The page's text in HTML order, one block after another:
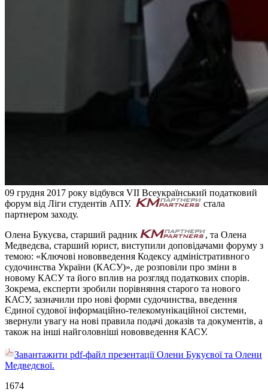
09 грудня 2017 року відбувся VII Всеукраїнський податковий
форум від Ліги студентів АПУ.
стала
партнером заходу.
Олена Букуєва, старший радник
, та Олена
Медведєва, старший юрист, виступили доповідачами форуму з
темою: «Ключові нововведення Кодексу адміністративного
судочинства України (КАСУ)», де розповіли про зміни в
новому КАСУ та його вплив на розгляд податкових спорів.
Зокрема, експерти зробили порівняння старого та нового
КАСУ, зазначили про нові форми судочинства, введення
Єдиної судової інформаційно-телекомунікаційної системи,
звернули увагу на нові правила подачі доказів та документів, а
також на інші найголовніші нововведення КАСУ.
Завантажити pdf-файл презентації Олени Букуєвої та Олени
Медведєвої.
1674